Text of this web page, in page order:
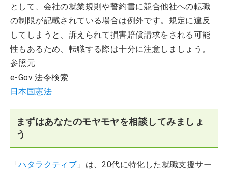
として、会社の就業規則や誓約書に競合他社への転職
の制限が記載されている場合は例外です。規定に違反
してしまうと、訴えられて損害賠償請求をされる可能
性もあるため、転職する際は十分に注意しましょう。
参照元
e-Gov 法令検索
日本国憲法
まずはあなたのモヤモヤを相談してみましょ
う
「ハタラクティブ 」は、20代に特化した就職支援サー